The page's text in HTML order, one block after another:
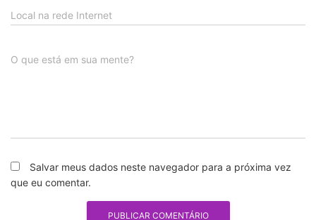
Local na rede Internet
O que está em sua mente?
Salvar meus dados neste navegador para a próxima vez
que eu comentar.